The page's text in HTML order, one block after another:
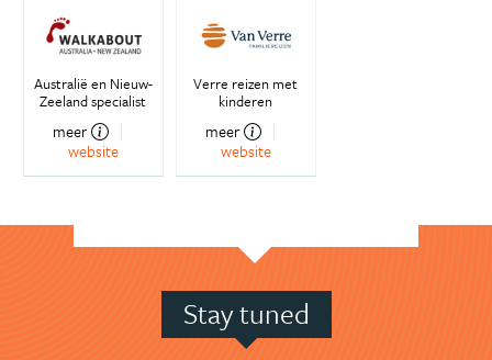
Australië en Nieuw-
Zeeland specialist
meer
website
Verre reizen met
kinderen
meer
website
Stay tuned